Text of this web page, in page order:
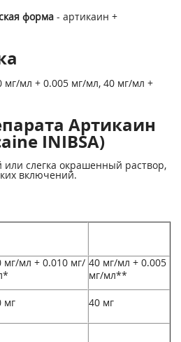
форма - артикаин +
мг/мл + 0.005 мг/мл, 40 мг/мл +
Артикаин
INIBSA)
слегка окрашенный раствор,
включений.
мг/мл + 0.010 мг/ 40 мг/мл + 0.005
мг/мл**
мг 40 мг